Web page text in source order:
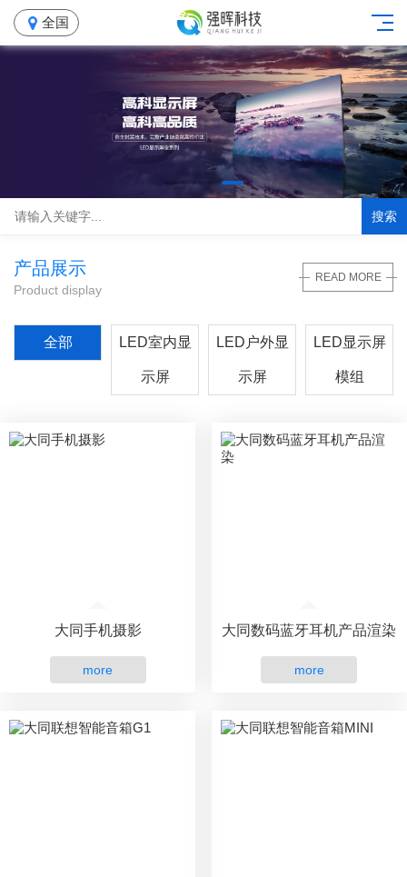
全国
搜索
产品展示
Product display
READ MORE
全部 LED室内显
示屏
LED户外显
示屏
LED显示屏
模组
大同手机摄影
more
大同数码蓝牙耳机产品渲染
more